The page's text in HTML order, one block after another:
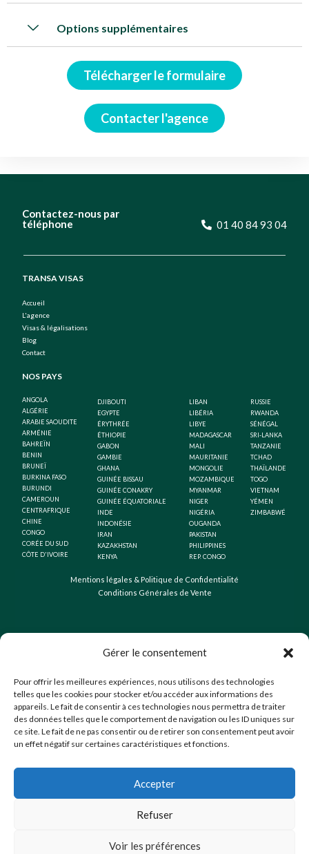
Gérer le consentement
Pour offrir les meilleures expériences, nous utilisons des technologies
telles que les cookies pour stocker et/ou accéder aux informations des
appareils. Le fait de consentir à ces technologies nous permettra de traiter
des données telles que le comportement de navigation ou les ID uniques sur
ce site. Le fait de ne pas consentir ou de retirer son consentement peut avoir
un effet négatif sur certaines caractéristiques et fonctions.
Accepter
Refuser
Voir les préférences
Options supplémentaires
Télécharger le formulaire
Contacter l'agence
Contactez-nous par
téléphone
01 40 84 93 04
TRANSA VISAS
Accueil
L'agence
Visas & légalisations
Blog
Contact
NOS PAYS
ANGOLA
ALGÉRIE
ARABIE SAOUDITE
ARMÉNIE
BAHREÏN
BENIN
BRUNEÏ
BURKINA FASO
BURUNDI
CAMEROUN
CENTRAFRIQUE
CHINE
CONGO
CORÉE DU SUD
CÔTE D'IVOIRE
DJIBOUTI
EGYPTE
ÉRYTHRÉE
ÉTHIOPIE
GABON
GAMBIE
GHANA
GUINÉE BISSAU
GUINÉE CONAKRY
GUINÉE ÉQUATORIALE
INDE
INDONÉSIE
IRAN
KAZAKHSTAN
KENYA
LIBAN
LIBÉRIA
LIBYE
MADAGASCAR
MALI
MAURITANIE
MONGOLIE
MOZAMBIQUE
MYANMAR
NIGER
NIGÉRIA
OUGANDA
PAKISTAN
PHILIPPINES
REP. CONGO
RUSSIE
RWANDA
SÉNÉGAL
SRI-LANKA
TANZANIE
TCHAD
THAÏLANDE
TOGO
VIETNAM
YÉMEN
ZIMBABWÉ
Mentions légales & Politique de Confidentialité
Conditions Générales de Vente